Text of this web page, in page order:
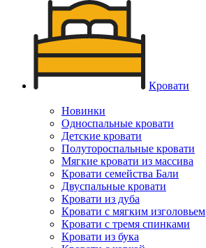
Кровати
Новинки
Односпальные кровати
Детские кровати
Полутороспальные кровати
Мягкие кровати из массива
Кровати семейства Бали
Двуспальные кровати
Кровати из дуба
Кровати с мягким изголовьем
Кровати с тремя спинками
Кровати из бука